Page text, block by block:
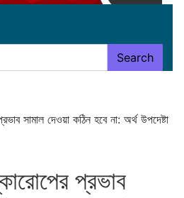
Search
সামাল দেওয়া কঠিন হবে না: অর্থ উপদেষ্টা
প্রভাব